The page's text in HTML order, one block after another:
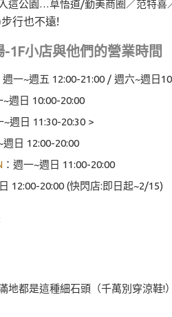
這公園…草悟道/勤美商圈／范特
行也不遠!
1F小店與他們的營業時間
週一~週五 12:00-21:00 / 週六~週日
週日 10:00-20:00
~週日 11:30-20:30 >
日 12:00-20:00
：週一~週日 11:00-20:00
12:00-20:00 (快閃店:即日起~2/15)
地都是這種細石頭（千萬別穿涼鞋!）